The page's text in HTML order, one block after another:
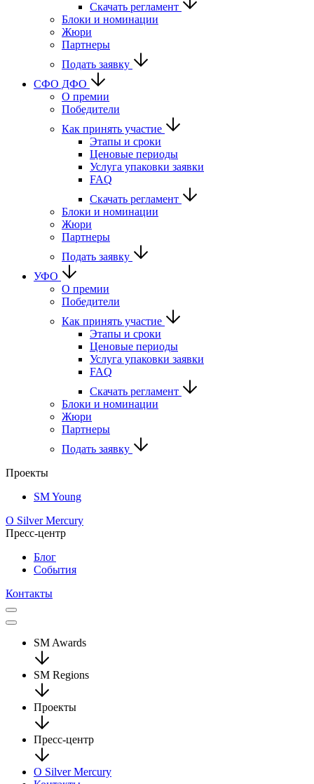
Скачать регламент
Блоки и номинации
Жюри
Партнеры
Подать заявку
CФО ДФО
О премии
Победители
Как принять участие
Этапы и сроки
Ценовые периоды
Услуга упаковки заявки
FAQ
Скачать регламент
Блоки и номинации
Жюри
Партнеры
Подать заявку
УФО
О премии
Победители
Как принять участие
Этапы и сроки
Ценовые периоды
Услуга упаковки заявки
FAQ
Скачать регламент
Блоки и номинации
Жюри
Партнеры
Подать заявку
Проекты
SM Young
О Silver Mercury
Пресс-центр
Блог
События
Контакты
SM Awards
SM Regions
Проекты
Пресс-центр
О Silver Mercury